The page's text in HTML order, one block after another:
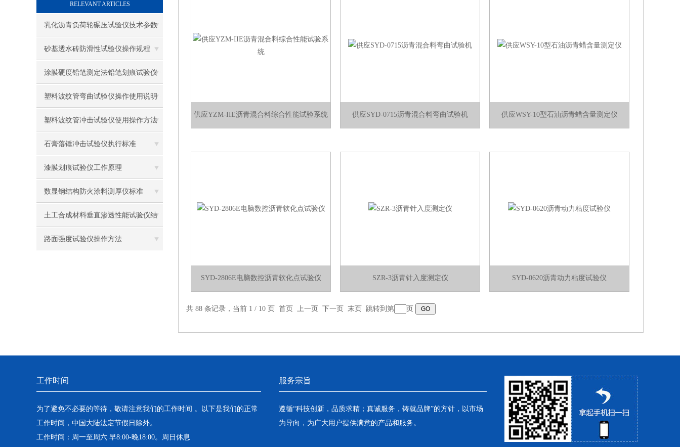
RELEVANT ARTICLES
乳化沥青负荷轮碾压试验仪技术参数
及使用注意事项
砂基透水砖防滑性试验仪操作规程
涂膜硬度铅笔测定法铅笔划痕试验仪
使用要求
塑料波纹管弯曲试验仪操作使用说明
塑料波纹管冲击试验仪使用操作方法
石膏落锤冲击试验仪执行标准
漆膜划痕试验仪工作原理
数显钢结构防火涂料测厚仪标准
土工合成材料垂直渗透性能试验仪结
构原理
路面强度试验仪操作方法
供应YZM-IIE沥青混合料综合性能试验系统 供应SYD-0715沥青混合料弯曲试验机 供应WSY-10型石油沥青蜡含量测定仪
SYD-2806E电脑数控沥青软化点试验仪 SZR-3沥青针入度测定仪 SYD-0620沥青动力粘度试验仪
共 88 条记录，当前 1 / 10 页 首页 上一页 下一页 末页 跳转到第 页
工作时间
为了避免不必要的等待，敬请注意我们的工作时间 。以下是我们的正常
工作时间，中国大陆法定节假日除外。
工作时间：周一至周六 早8:00-晚18:00。周日休息
服务宗旨
遵循“科技创新，品质求精；真诚服务，铸就品牌”的方针，以市场
为导向，为广大用户提供满意的产品和服务。